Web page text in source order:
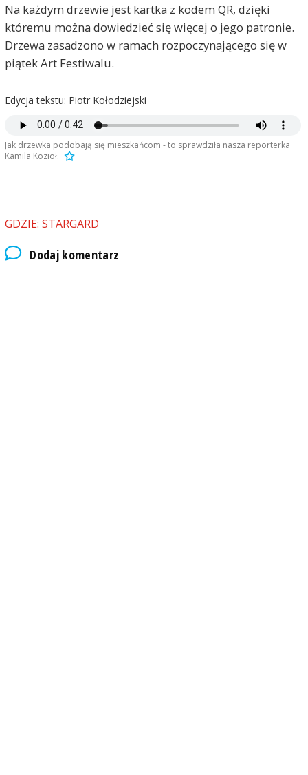
Na każdym drzewie jest kartka z kodem QR, dzięki
któremu można dowiedzieć się więcej o jego patronie.
Drzewa zasadzono w ramach rozpoczynającego się w
piątek Art Festiwalu.
Edycja tekstu: Piotr Kołodziejski
Jak drzewka podobają się mieszkańcom - to sprawdziła nasza reporterka
Kamila Kozioł.
GDZIE: STARGARD
Dodaj komentarz